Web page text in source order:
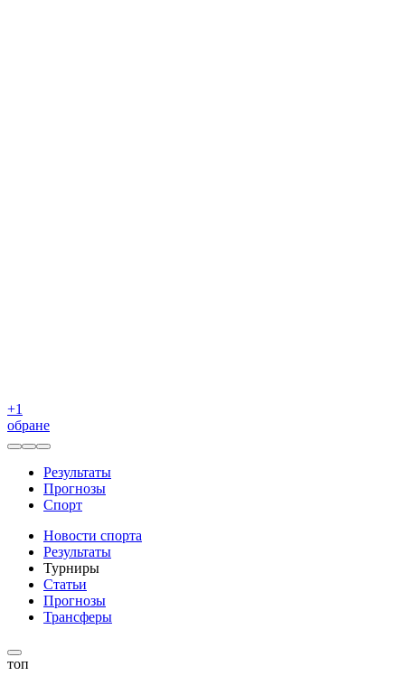
+1
обране
Результаты
Прогнозы
Спорт
Новости спорта
Результаты
Турниры
Статьи
Прогнозы
Трансферы
топ